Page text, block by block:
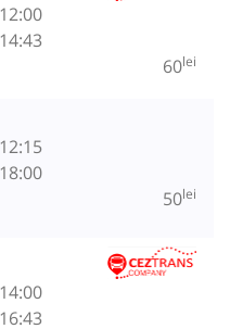
12:00
14:43
60lei
12:15
18:00
50lei
14:00
16:43